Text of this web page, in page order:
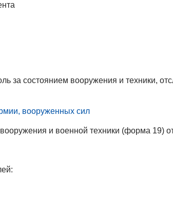
за состоянием вооружения и техники,
вооруженных сил
вооружения и военной техники (форма 19)